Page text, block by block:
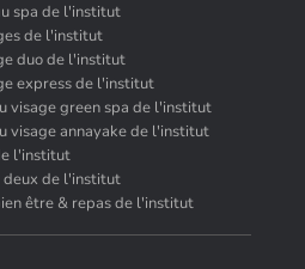
spa de l'institut
de l'institut
duo de l'institut
express de l'institut
visage green spa de l'institut
visage annayake de l'institut
l'institut
deux de l'institut
être & repas de l'institut